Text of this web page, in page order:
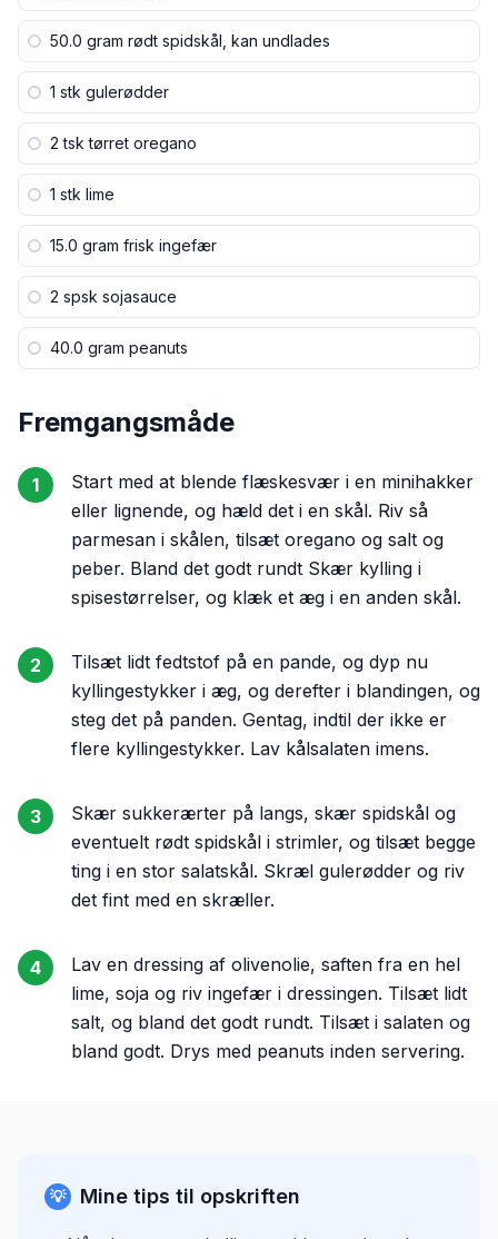
50.0 gram rødt spidskål, kan undlades
1 stk gulerødder
2 tsk tørret oregano
1 stk lime
15.0 gram frisk ingefær
2 spsk sojasauce
40.0 gram peanuts
Fremgangsmåde
1
Start med at blende flæskesvær i en minihakker
eller lignende, og hæld det i en skål. Riv så
parmesan i skålen, tilsæt oregano og salt og
peber. Bland det godt rundt Skær kylling i
spisestørrelser, og klæk et æg i en anden skål.
2
Tilsæt lidt fedtstof på en pande, og dyp nu
kyllingestykker i æg, og derefter i blandingen, og
steg det på panden. Gentag, indtil der ikke er
flere kyllingestykker. Lav kålsalaten imens.
3
Skær sukkerærter på langs, skær spidskål og
eventuelt rødt spidskål i strimler, og tilsæt begge
ting i en stor salatskål. Skræl gulerødder og riv
det fint med en skræller.
4
Lav en dressing af olivenolie, saften fra en hel
lime, soja og riv ingefær i dressingen. Tilsæt lidt
salt, og bland det godt rundt. Tilsæt i salaten og
bland godt. Drys med peanuts inden servering.
💡 Mine tips til opskriften